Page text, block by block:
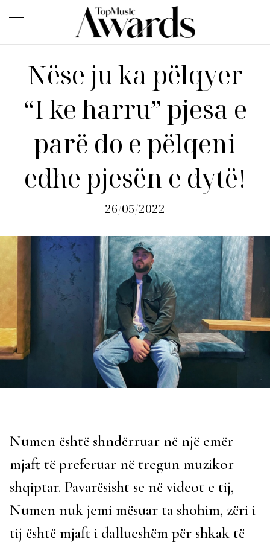
Nëse ju ka pëlqyer
“I ke harru” pjesa e
parë do e pëlqeni
edhe pjesën e dytë!
26/05/2022
Numen është shndërruar në një emër
mjaft të preferuar në tregun muzikor
shqiptar. Pavarësisht se në videot e tij,
Numen nuk jemi mësuar ta shohim, zëri i
tij është mjaft i dallueshëm për shkak të